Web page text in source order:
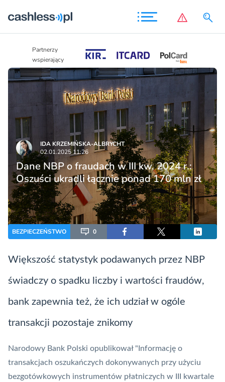
Partnerzy
wspierający
IDA KRZEMIŃSKA-ALBRYCHT
02.01.2025 11:26
Dane NBP o fraudach w III kw. 2024 r.:
Oszuści ukradli łącznie ponad 170 mln zł
BEZPIECZEŃSTWO 0
Większość statystyk podawanych przez NBP
świadczy o spadku liczby i wartości fraudów,
bank zapewnia też, że ich udział w ogóle
transakcji pozostaje znikomy
Narodowy Bank Polski opublikował "Informację o
transakcjach oszukańczych dokonywanych przy użyciu
bezgotówkowych instrumentów płatniczych w III kwartale